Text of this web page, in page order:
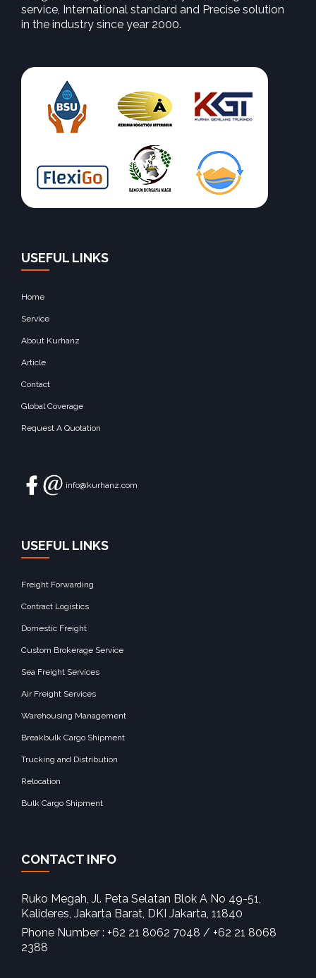
service, International standard and Precise solution
in the industry since year 2000.
USEFUL LINKS
Home
Service
About Kurhanz
Article
Contact
Global Coverage
Request A Quotation
info@kurhanz.com
USEFUL LINKS
Freight Forwarding
Contract Logistics
Domestic Freight
Custom Brokerage Service
Sea Freight Services
Air Freight Services
Warehousing Management
Breakbulk Cargo Shipment
Trucking and Distribution
Relocation
Bulk Cargo Shipment
CONTACT INFO
Ruko Megah, Jl. Peta Selatan Blok A No 49-51,
Kalideres, Jakarta Barat, DKI Jakarta, 11840‎
Phone Number : +62 21 8062 7048 / +62 21 8068
2388